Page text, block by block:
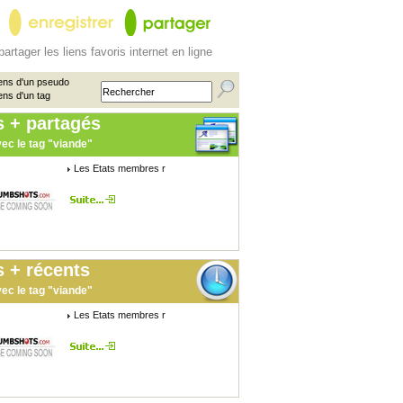
les liens favoris internet en ligne
d'un pseudo
d'un tag
+ partagés
le tag "viande"
Les Etats membres r
+ récents
le tag "viande"
Les Etats membres r